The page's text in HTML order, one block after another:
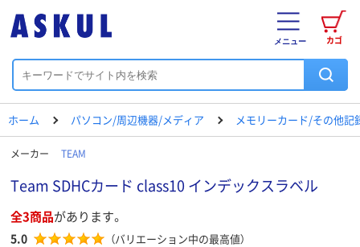
カゴ
メニュー
ホーム パソコン/周辺機器/メディア メモリーカード/その他記
メーカー TEAM
Team SDHCカード class10 インデックスラベル
全3商品があります。
5.0 （バリエーション中の最高値）